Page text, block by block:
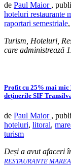
de Paul Maior ,
hoteluri restaurante
raportari semestriale,
Turism, Hoteluri,
care administrează
Profit cu 25% mai mic
deținerile SIF
de Paul Maior ,
hoteluri, litoral,
turism
Deși a avut afaceri
RESTAURANTE